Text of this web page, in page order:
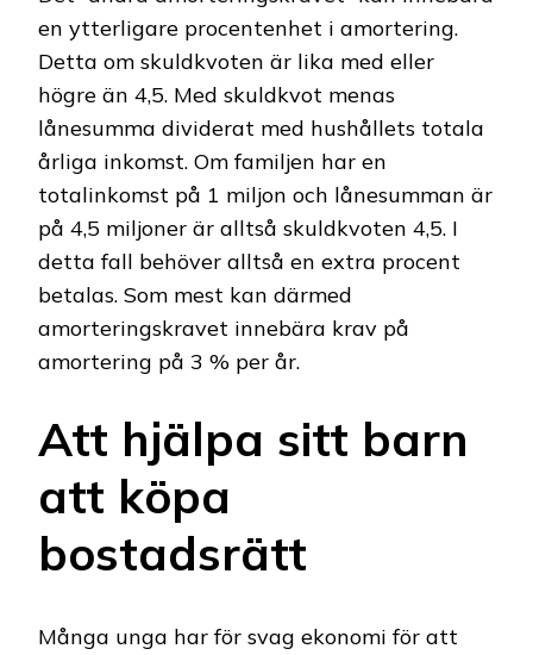
en ytterligare procentenhet i amortering.
Detta om skuldkvoten är lika med eller
högre än 4,5. Med skuldkvot menas
lånesumma dividerat med hushållets totala
årliga inkomst. Om familjen har en
totalinkomst på 1 miljon och lånesumman är
på 4,5 miljoner är alltså skuldkvoten 4,5. I
detta fall behöver alltså en extra procent
betalas. Som mest kan därmed
amorteringskravet innebära krav på
amortering på 3 % per år.
Att hjälpa sitt barn
att köpa
bostadsrätt
Många unga har för svag ekonomi för att